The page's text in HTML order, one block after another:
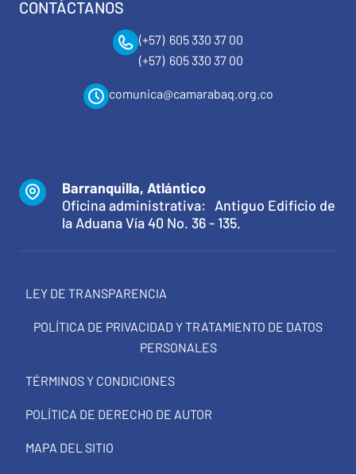
CONTÁCTANOS
(+57) 605 330 37 00
(+57) 605 330 37 00
comunica@camarabaq.org.co
Barranquilla, Atlántico
Oficina administrativa: Antiguo Edificio de
la Aduana Vía 40 No. 36 - 135.
LEY DE TRANSPARENCIA
POLÍTICA DE PRIVACIDAD Y TRATAMIENTO DE DATOS
PERSONALES
TÉRMINOS Y CONDICIONES
POLÍTICA DE DERECHO DE AUTOR
MAPA DEL SITIO